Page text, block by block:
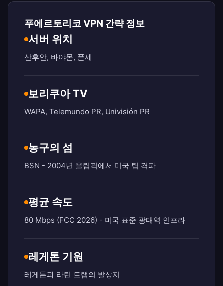
푸에르토리코 VPN 간략 정보
서버 위치
산후안, 바야몬, 폰세
보리쿠아 TV
WAPA, Telemundo PR, Univisión PR
농구의 섬
BSN - 2004년 올림픽에서 미국 팀 격파
평균 속도
80 Mbps (FCC 2026) - 미국 표준 광대역 인프라
레게톤 기원
레게톤과 라틴 트랩의 발상지